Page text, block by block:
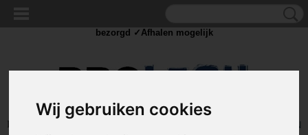
Wij gebruiken cookies
Inloggen Registreren
UW WINKELWAGEN
bezorgd ✓Afhalen mogelijk